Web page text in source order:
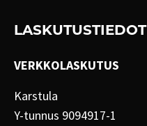
LASKUTUSTIEDOT
VERKKOLASKUTUS
Karstula
Y-tunnus 9094917-1